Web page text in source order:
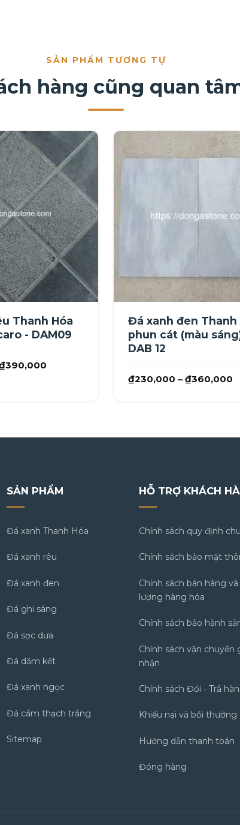
SẢN PHẨM TƯƠNG TỰ
hàng cũng quan
Thanh Hóa
- DAM09
390,000
₫390,000
Đá xanh đen Thanh
phun cát (màu
DAB 12
₫230,000 – ₫360,000
SẢN PHẨM
Đá xanh Thanh Hóa
Đá xanh rêu
Đá xanh đen
Đá ghi sáng
Đá sọc dưa
Đá dăm kết
Đá xanh ngọc
Đá cẩm thạch trắng
Sitemap
HỖ TRỢ KHÁCH
Chính sách quy định
Chính sách bảo mật
Chính sách bán hàng
lượng hàng hóa
Chính sách bảo hành
Chính sách vận chuyển
nhận
Chính sách Đổi - Trả
Khiếu nại và bồi thường
Hướng dẫn thanh toán
Đóng hàng